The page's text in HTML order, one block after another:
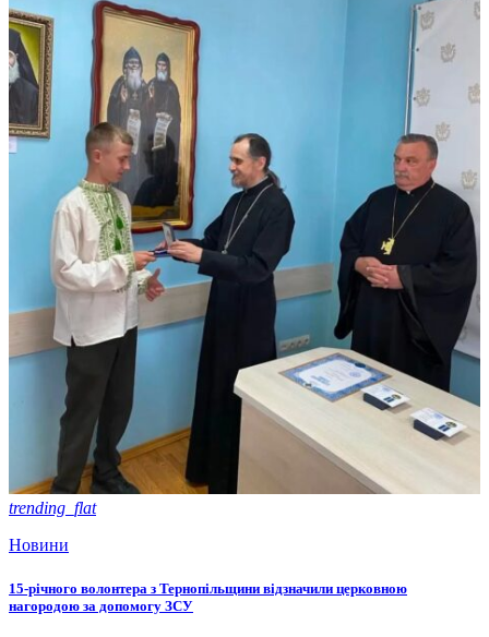
trending_flat
Новини
15-річного волонтера з Тернопільщини відзначили церковною
нагородою за допомогу ЗСУ